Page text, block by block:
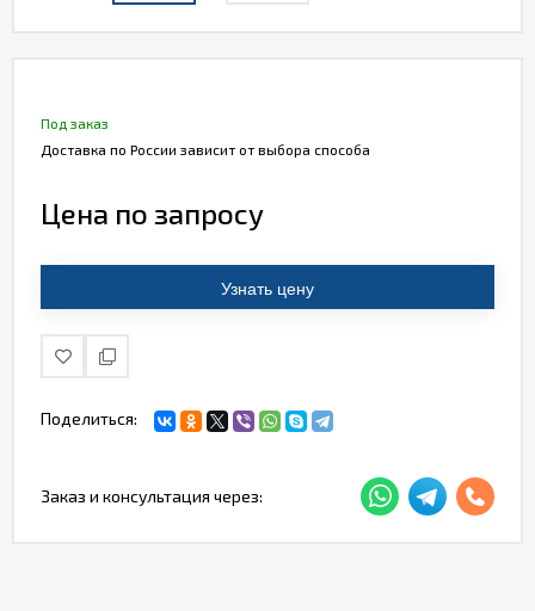
Под заказ
Доставка по России зависит от выбора способа
Цена по запросу
Узнать цену
Поделиться:
Заказ и консультация через: